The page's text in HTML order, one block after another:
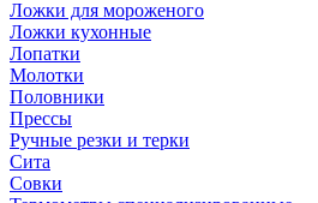
Ложки для мороженого
Ложки кухонные
Лопатки
Молотки
Половники
Прессы
Ручные резки и терки
Сита
Совки